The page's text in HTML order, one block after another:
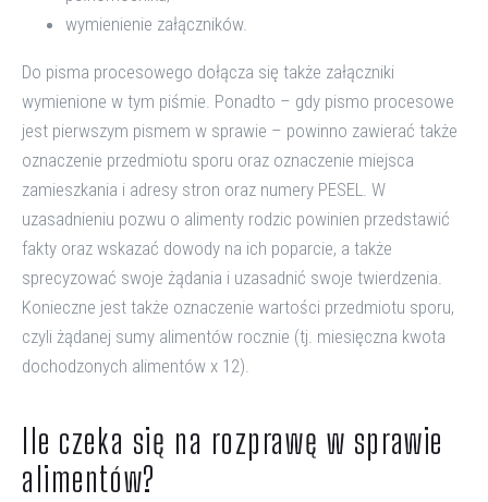
wymienienie załączników.
Do pisma procesowego dołącza się także załączniki
wymienione w tym piśmie. Ponadto – gdy pismo procesowe
jest pierwszym pismem w sprawie – powinno zawierać także
oznaczenie przedmiotu sporu oraz oznaczenie miejsca
zamieszkania i adresy stron oraz numery PESEL. W
uzasadnieniu pozwu o alimenty rodzic powinien przedstawić
fakty oraz wskazać dowody na ich poparcie, a także
sprecyzować swoje żądania i uzasadnić swoje twierdzenia.
Konieczne jest także oznaczenie wartości przedmiotu sporu,
czyli żądanej sumy alimentów rocznie (tj. miesięczna kwota
dochodzonych alimentów x 12).
Ile czeka się na rozprawę w sprawie
alimentów?